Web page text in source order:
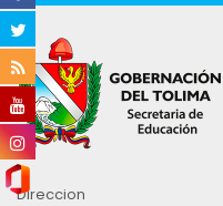
Direccion